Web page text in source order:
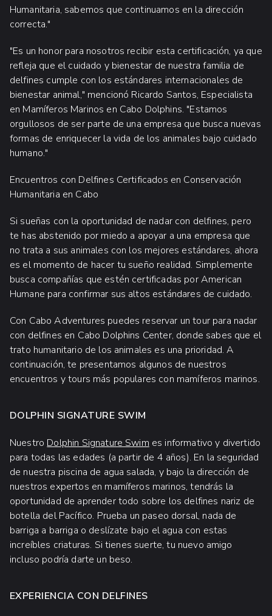
Humanitaria, sabemos que continuamos en la dirección
correcta."
"Es un honor para nosotros recibir esta certificación, ya que
refleja que el cuidado y bienestar de nuestra familia de
delfines cumple con los estándares internacionales de
bienestar animal," mencionó Ricardo Santos, Especialista
en Mamíferos Marinos en Cabo Dolphins. "Estamos
orgullosos de ser parte de una empresa que busca nuevas
formas de enriquecer la vida de los animales bajo cuidado
humano."
Encuentros con Delfines Certificados en Conservación
Humanitaria en Cabo
Si sueñas con la oportunidad de nadar con delfines, pero
te has abstenido por miedo a apoyar a una empresa que
no trata a sus animales con los mejores estándares, ahora
es el momento de hacer tu sueño realidad. Simplemente
busca compañías que estén certificadas por American
Humane para confirmar sus altos estándares de cuidado.
Con Cabo Adventures puedes reservar un tour para nadar
con delfines en Cabo Dolphins Center, donde sabes que el
trato humanitario de los animales es una prioridad. A
continuación, te presentamos algunos de nuestros
encuentros y tours más populares con mamíferos marinos.
DOLPHIN SIGNATURE SWIM
Nuestro Dolphin Signature Swim es informativo y divertido
para todas las edades (a partir de 4 años). En la seguridad
de nuestra piscina de agua salada, y bajo la dirección de
nuestros expertos en mamíferos marinos, tendrás la
oportunidad de aprender todo sobre los delfines nariz de
botella del Pacífico. Prueba un paseo dorsal, nada de
barriga a barriga o deslízate bajo el agua con estas
increíbles criaturas. Si tienes suerte, tu nuevo amigo
incluso podría darte un beso.
EXPERIENCIA CON DELFINES